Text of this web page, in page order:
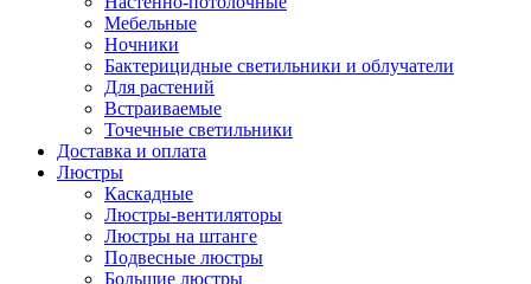
Мебельные
Ночники
Бактерицидные светильники и облучатели
Для растений
Встраиваемые
Точечные светильники
Доставка и оплата
Люстры
Каскадные
Люстры-вентиляторы
Люстры на штанге
Подвесные люстры
Большие люстры